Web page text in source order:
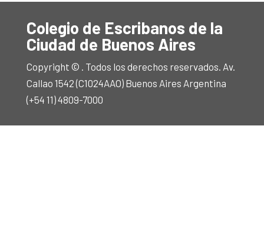
Colegio de Escribanos de la
Ciudad de Buenos Aires
Copyright © . Todos los derechos reservados. Av.
Callao 1542 (C1024AAO) Buenos Aires Argentina
(+54 11) 4809-7000